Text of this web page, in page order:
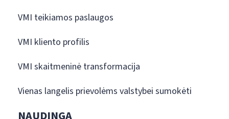
VMI teikiamos paslaugos
VMI kliento profilis
VMI skaitmeninė transformacija
Vienas langelis prievolėms valstybei sumokėti